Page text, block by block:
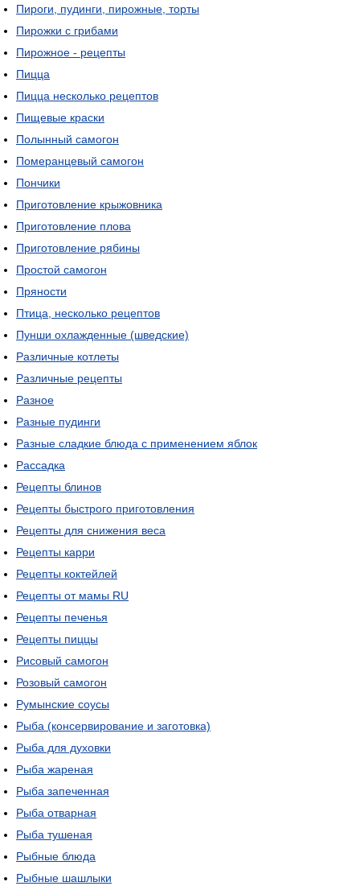
Пироги, пудинги, пирожные, торты
Пирожки с грибами
Пирожное - рецепты
Пицца
Пицца несколько рецептов
Пищевые краски
Полынный самогон
Померанцевый самогон
Пончики
Приготовление крыжовника
Приготовление плова
Приготовление рябины
Простой самогон
Пряности
Птица, несколько рецептов
Пунши охлажденные (шведские)
Различные котлеты
Различные рецепты
Разное
Разные пудинги
Разные сладкие блюда с применением яблок
Рассадка
Рецепты блинов
Рецепты быстрого приготовления
Рецепты для снижения веса
Рецепты карри
Рецепты коктейлей
Рецепты от мамы RU
Рецепты печенья
Рецепты пиццы
Рисовый самогон
Розовый самогон
Румынские соусы
Рыба (консервирование и заготовка)
Рыба для духовки
Рыба жареная
Рыба запеченная
Рыба отварная
Рыба тушеная
Рыбные блюда
Рыбные шашлыки